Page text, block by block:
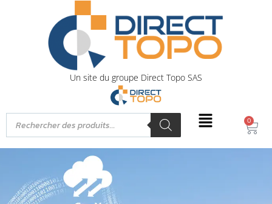
Un site du groupe Direct Topo SAS
0